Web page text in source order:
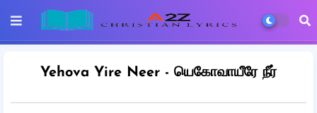
Yehova Yire Neer - யெகோவாயீரே நீர்